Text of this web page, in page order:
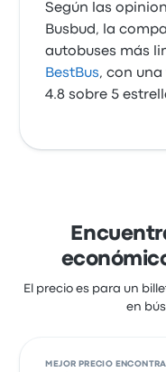
Según las
Busbud, la
autobuses más
BestBus, con
4.8 sobre 5
El precio es para un
en
MEJOR PRECIO